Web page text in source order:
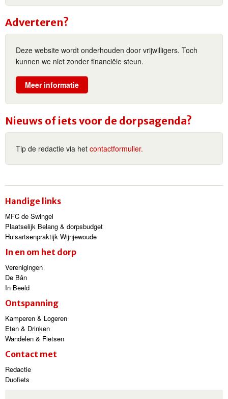
Adverteren?
Deze website wordt onderhouden door vrijwilligers. Toch
kunnen we niet zonder financiële steun.
Meer informatie
Nieuws of iets voor de dorpsagenda?
Tip de redactie via het contactformulier.
Handige links
MFC de Swingel
Plaatselijk Belang & dorpsbudget
Huisartsenpraktijk Wijnjewoude
In en om het dorp
Verenigingen
De Bân
In Beeld
Ontspanning
Kamperen & Logeren
Eten & Drinken
Wandelen & Fietsen
Contact met
Redactie
Duofiets